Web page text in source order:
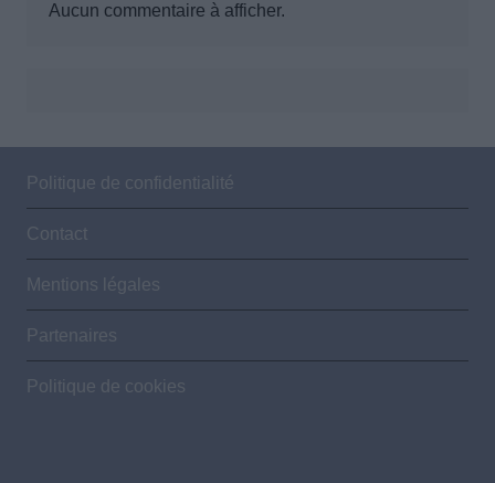
Aucun commentaire à afficher.
Politique de confidentialité
Contact
Mentions légales
Partenaires
Politique de cookies